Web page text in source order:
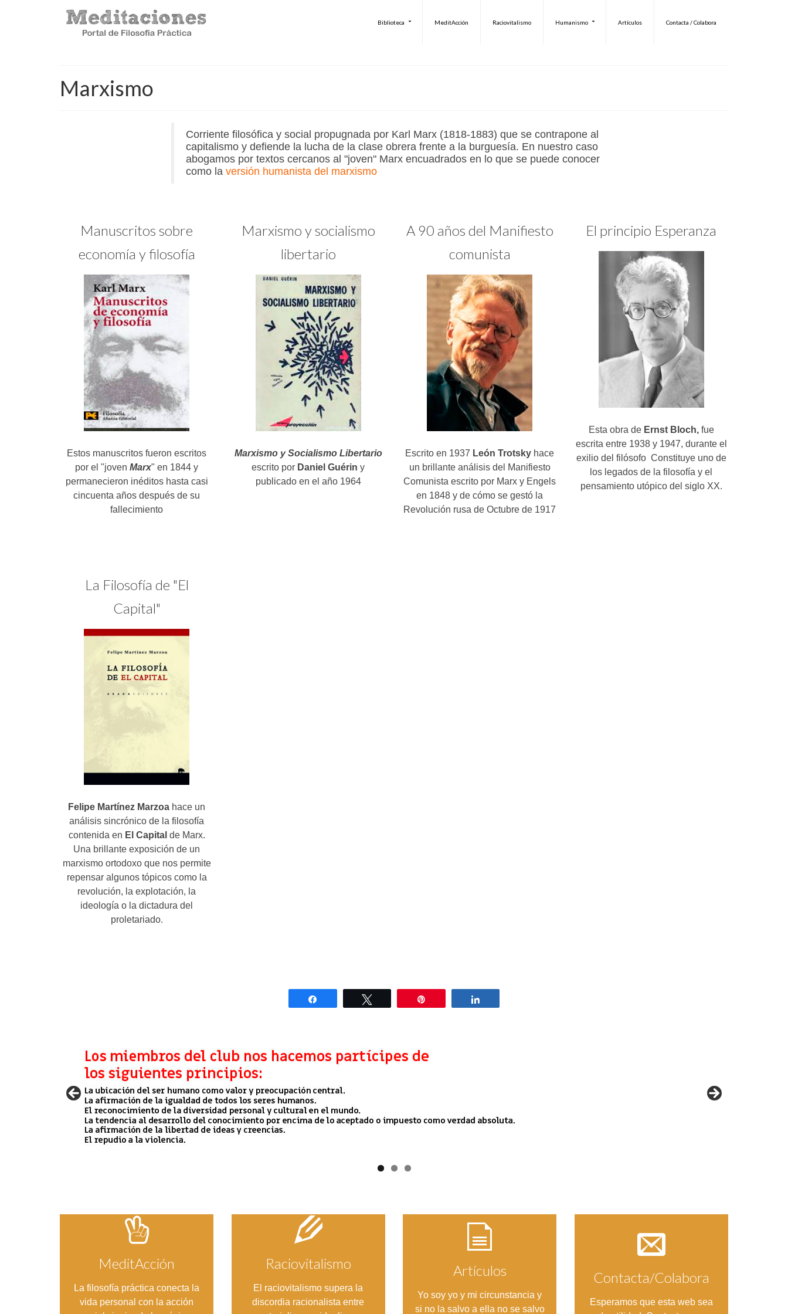
Biblioteca MeditAcción Raciovitalismo Humanismo Artículos Contacta / Colabora
Marxismo
Corriente filosófica y social propugnada por Karl Marx (1818-1883) que se contrapone al
capitalismo y defiende la lucha de la clase obrera frente a la burguesía. En nuestro caso
abogamos por textos cercanos al "joven" Marx encuadrados en lo que se puede conocer
como la versión humanista del marxismo
Manuscritos sobre
economía y filosofía
Estos manuscritos fueron escritos
por el "jovenMarx" en 1844 y
permanecieron inéditos hasta casi
cincuenta años después de su
fallecimiento
Marxismo y socialismo
libertario
Marxismo y Socialismo Libertario
escrito por Daniel Guérin y
publicado en el año 1964
A 90 años del Manifiesto
comunista
Escrito en 1937 León Trotsky hace
un brillante análisis del Manifiesto
Comunista escrito por Marx y Engels
en 1848 y de cómo se gestó la
Revolución rusa de Octubre de 1917
El principio Esperanza
Esta obra deErnst Bloch,fue
escrita entre 1938 y 1947, durante el
exilio del filósofo Constituye uno de
los legados de la filosofía y el
pensamiento utópico del siglo XX.
La Filosofía de "El
Capital"
Felipe Martínez Marzoa hace un
análisis sincrónico de la filosofía
contenida en El Capital de Marx.
Una brillante exposición de un
marxismo ortodoxo que nos permite
repensar algunos tópicos como la
revolución, la explotación, la
ideología o la dictadura del
proletariado.
MeditAcción
La filosofía práctica conecta la
vida personal con la acción
Entrar
Raciovitalismo
El raciovitalismo supera la
discordia racionalista entre
Entrar
Artículos
Yo soy yo y mi circunstancia y
si no la salvo a ella no se salvo
Entrar
Contacta/Colabora
Esperamos que esta web sea